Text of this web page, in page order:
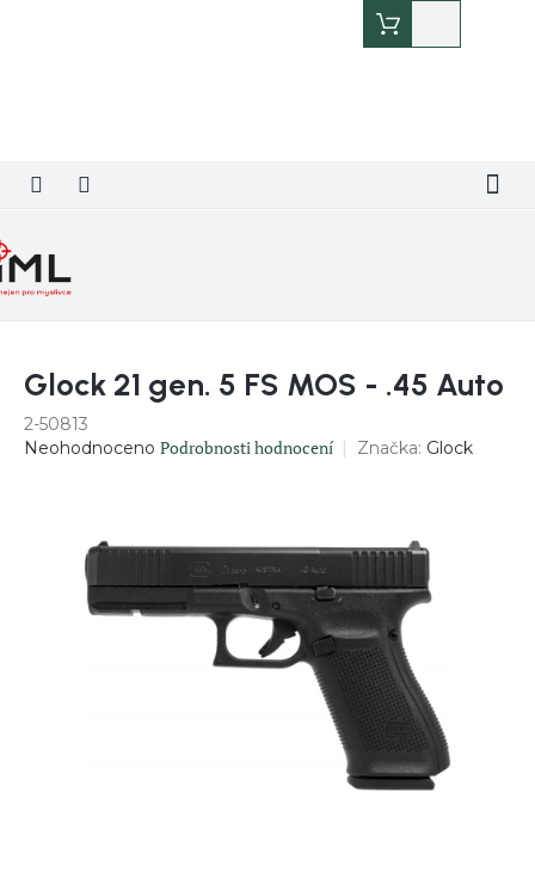
košík
Glock 21 gen. 5 FS MOS - .45 Auto
2-50813
Průměrné
hvězdiček.
Neohodnoceno Podrobnosti hodnocení Značka: Glock